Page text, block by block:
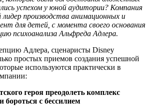
успехом у юной аудитории? Компания
лидер производства анимационных и
для детей, с момента своего основания
психоанализа Альфреда Адлера.
Адлера, сценаристы Disney
простых приемов создания успешной
используются практически в
героя преодолеть комплекс
бороться с бессилием